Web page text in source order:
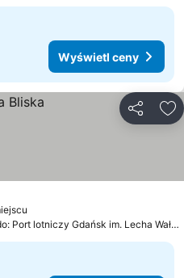
Wyświetl ceny
Port lotniczy Gdańsk im. Lecha